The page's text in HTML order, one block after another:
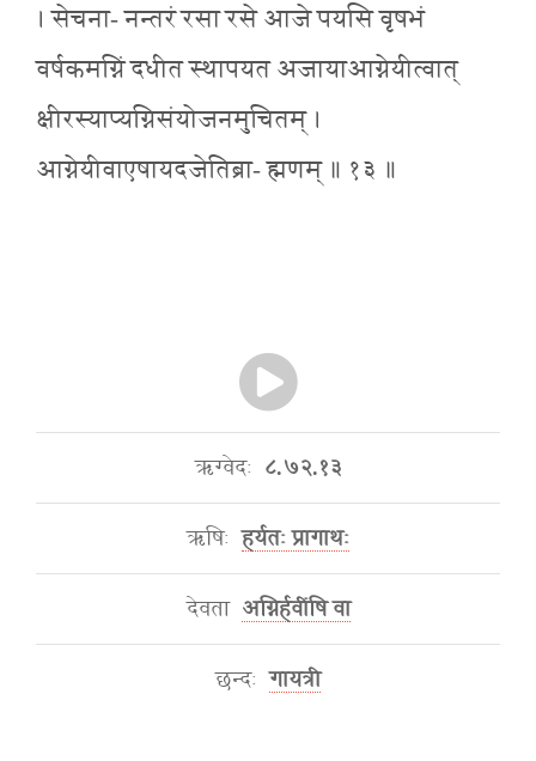
। सेचना- नन्तरं रसा रसे आजे पयसि वृषभं
वर्षकमग्निं दधीत स्थापयत अजायाआग्नेयीत्वात्
क्षीरस्याप्यग्निसंयोजनमुचितम् ।
आग्नेयीवाएषायदजेतिब्रा- ह्मणम् ॥ १३ ॥
ऋग्वेदः ८.७२.१३
ऋषिः हर्यतः प्रागाथः
देवता अग्निर्हवींषि वा
छन्दः गायत्री